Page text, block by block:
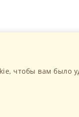
чтобы вам было